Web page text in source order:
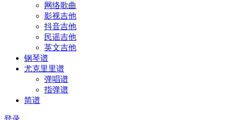
网络歌曲
影视吉他
抖音吉他
民谣吉他
英文吉他
钢琴谱
尤克里里谱
弹唱谱
指弹谱
简谱